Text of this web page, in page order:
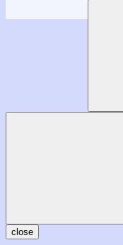
close